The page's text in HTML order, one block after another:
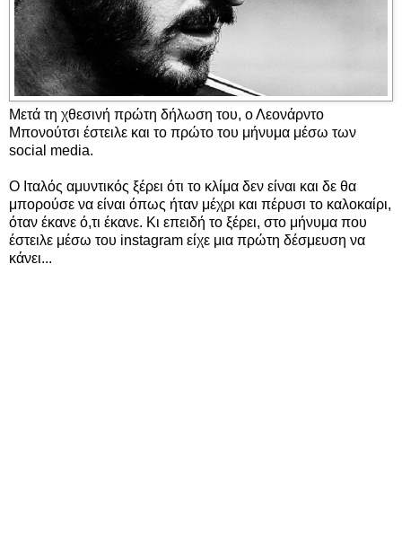
Μετά τη χθεσινή πρώτη δήλωση του, ο Λεονάρντο
Μπονούτσι έστειλε και το πρώτο του μήνυμα μέσω των
social media.
Ο Ιταλός αμυντικός ξέρει ότι το κλίμα δεν είναι και δε θα
μπορούσε να είναι όπως ήταν μέχρι και πέρυσι το καλοκαίρι,
όταν έκανε ό,τι έκανε. Κι επειδή το ξέρει, στο μήνυμα που
έστειλε μέσω του instagram είχε μια πρώτη δέσμευση να
κάνει...